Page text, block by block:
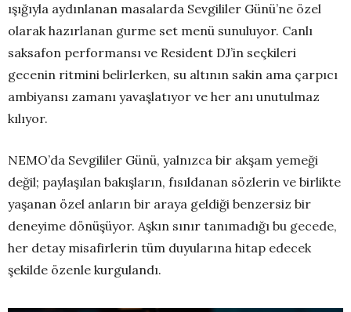
ışığıyla aydınlanan masalarda Sevgililer Günü’ne özel
olarak hazırlanan gurme set menü sunuluyor. Canlı
saksafon performansı ve Resident DJ’in seçkileri
gecenin ritmini belirlerken, su altının sakin ama çarpıcı
ambiyansı zamanı yavaşlatıyor ve her anı unutulmaz
kılıyor.
NEMO’da Sevgililer Günü, yalnızca bir akşam yemeği
değil; paylaşılan bakışların, fısıldanan sözlerin ve birlikte
yaşanan özel anların bir araya geldiği benzersiz bir
deneyime dönüşüyor. Aşkın sınır tanımadığı bu gecede,
her detay misafirlerin tüm duyularına hitap edecek
şekilde özenle kurgulandı.